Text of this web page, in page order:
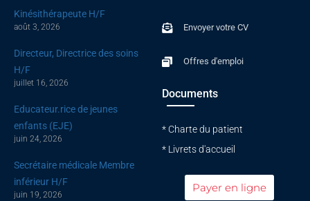
Kinésithérapeute H/F
août 3, 2026
Directeur, Directrice des soins
H/F
juillet 16, 2026
Educateur.rice de jeunes
enfants (EJE)
juin 24, 2026
Secrétaire médicale Membre
inférieur H/F
juin 19, 2026
Envoyer votre CV
Offres d'emploi
Documents
* Charte du patient
* Livrets d'accueil
Payer en ligne